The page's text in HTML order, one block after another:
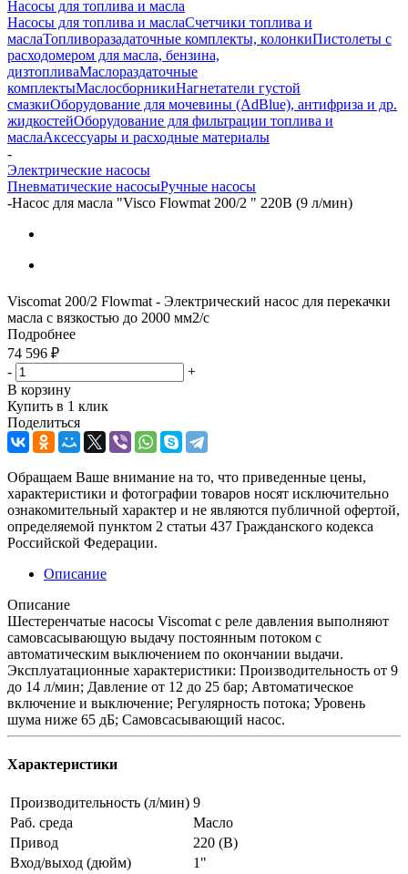
Насосы для топлива и масла
Насосы для топлива и маслаСчетчики топлива и
маслаТопливоразадаточные комплекты, колонкиПистолеты с
расходомером для масла, бензина,
дизтопливаМаслораздаточные
комплектыМаслосборникиНагнетатели густой
смазкиОборудование для мочевины (AdBlue), антифриза и др.
жидкостейОборудование для фильтрации топлива и
маслаАксессуары и расходные материалы
-
Электрические насосы
Пневматические насосыРучные насосы
-Насос для масла "Visco Flowmat 200/2 " 220В (9 л/мин)
Viscomat 200/2 Flowmat - Электрический насос для перекачки
масла с вязкостью до 2000 мм2/с
Подробнее
74 596 ₽
-
+
В корзину
Купить в 1 клик
Поделиться
Обращаем Ваше внимание на то, что приведенные цены,
характеристики и фотографии товаров носят исключительно
ознакомительный характер и не являются публичной офертой,
определяемой пунктом 2 статьи 437 Гражданского кодекса
Российской Федерации.
Описание
Описание
Шестеренчатые насосы Viscomat с реле давления выполняют
самовсасывающую выдачу постоянным потоком с
автоматическим выключением по окончании выдачи.
Эксплуатационные характеристики: Производительность от 9
до 14 л/мин; Давление от 12 до 25 бар; Автоматическое
включение и выключение; Регулярность потока; Уровень
шума ниже 65 дБ; Самовсасывающий насос.
Характеристики
Производительность (л/мин) 9
Раб. среда
Масло
Привод
220 (В)
Вход/выход (дюйм)
1"